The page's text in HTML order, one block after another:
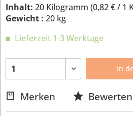
Inhalt: 20 Kilogramm (0,82 €/ 1
Gewicht : 20 kg
Lieferzeit 1-3 Werktage
In
Merken Bewerten